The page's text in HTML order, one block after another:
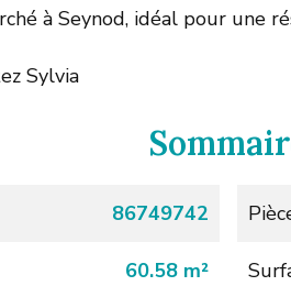
à Seynod, idéal pour une
Sylvia
86749742
60.58 m²